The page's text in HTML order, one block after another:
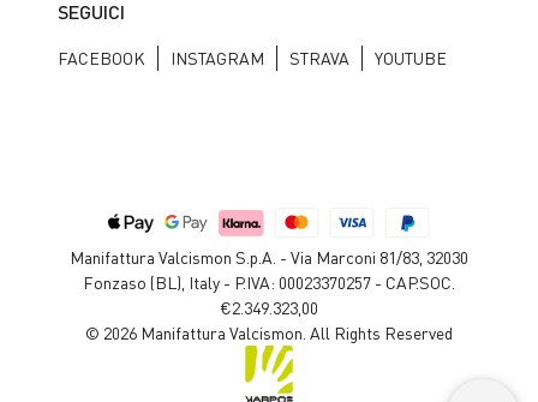
SEGUICI
FACEBOOK INSTAGRAM STRAVA YOUTUBE
Manifattura Valcismon S.p.A. - Via Marconi 81/83, 32030
Fonzaso (BL), Italy - P.IVA: 00023370257 - CAP.SOC.
€2.349.323,00
© 2026 Manifattura Valcismon. All Rights Reserved